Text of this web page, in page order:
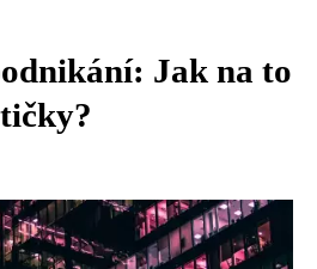
Jak na to